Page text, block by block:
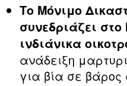
Το Μόνιμο
συνεδριάζει
ινδιάνικα
ανάδειξη
για βία σε βάρος